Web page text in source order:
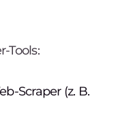
Tools:
Scraper (z. B.